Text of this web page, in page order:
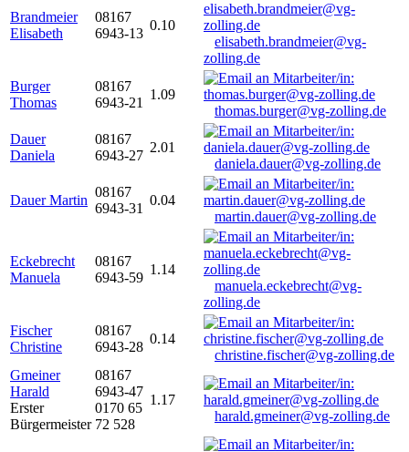
Brandmeier
Elisabeth
08167
6943-13
0.10
elisabeth.brandmeier@vg-
zolling.de
Burger
Thomas
08167
6943-21
1.09
thomas.burger@vg-zolling.de
Dauer
Daniela
08167
6943-27
2.01
daniela.dauer@vg-zolling.de
Dauer Martin
08167
6943-31
0.04
martin.dauer@vg-zolling.de
Eckebrecht
Manuela
08167
6943-59
1.14
manuela.eckebrecht@vg-
zolling.de
Fischer
Christine
08167
6943-28
0.14
christine.fischer@vg-zolling.de
Gmeiner
Harald
Erster
Bürgermeister
08167
6943-47
0170 65
72 528
1.17
harald.gmeiner@vg-zolling.de